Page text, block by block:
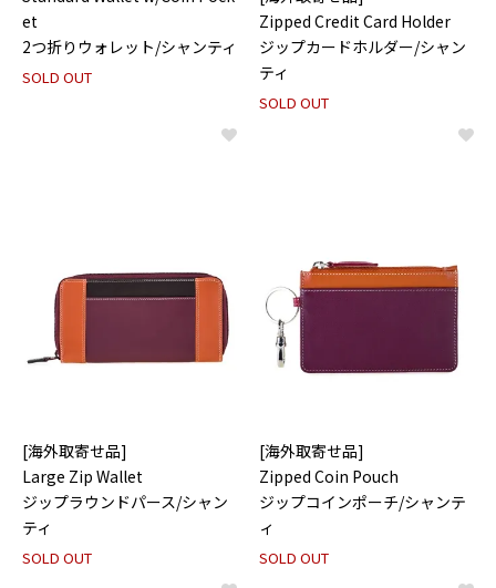
et
2つ折りウォレット/シャンティ
SOLD OUT
Zipped Credit Card Holder
ジップカードホルダー/シャン
ティ
SOLD OUT
[海外取寄せ品]
Large Zip Wallet
ジップラウンドパース/シャン
ティ
SOLD OUT
[海外取寄せ品]
Zipped Coin Pouch
ジップコインポーチ/シャンテ
ィ
SOLD OUT